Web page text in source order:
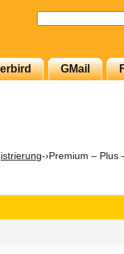
GMail
-›Premium – Plus